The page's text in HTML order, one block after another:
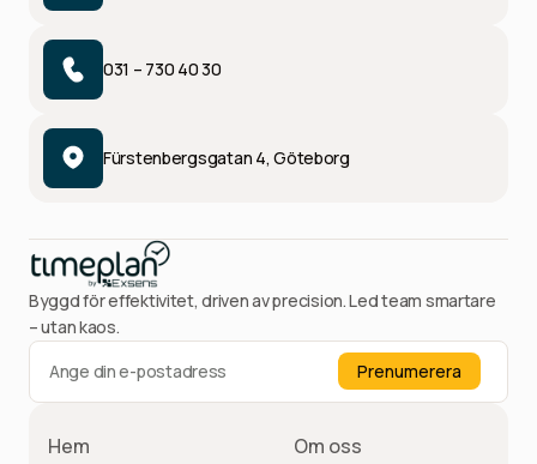
031 – 730 40 30
Fürstenbergsgatan 4, Göteborg
Byggd för effektivitet, driven av precision. Led team smartare
– utan kaos.
Hem
Om oss